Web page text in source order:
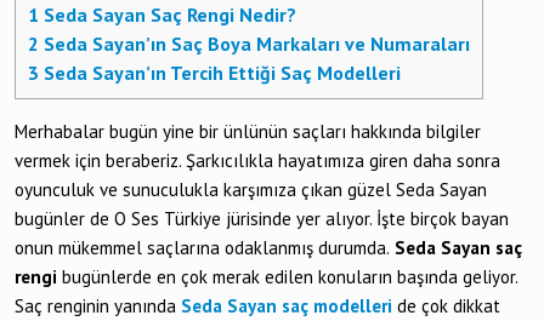
1 Seda Sayan Saç Rengi Nedir?
2 Seda Sayan’ın Saç Boya Markaları ve Numaraları
3 Seda Sayan’ın Tercih Ettiği Saç Modelleri
Merhabalar bugün yine bir ünlünün saçları hakkında bilgiler
vermek için beraberiz. Şarkıcılıkla hayatımıza giren daha sonra
oyunculuk ve sunuculukla karşımıza çıkan güzel Seda Sayan
bugünler de O Ses Türkiye jürisinde yer alıyor. İşte birçok bayan
onun mükemmel saçlarına odaklanmış durumda. Seda Sayan saç
rengi bugünlerde en çok merak edilen konuların başında geliyor.
Saç renginin yanında Seda Sayan saç modelleri de çok dikkat